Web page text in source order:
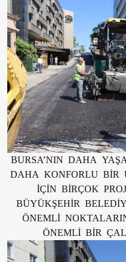
BURSA’NIN DAHA
DAHA KONFORLU BİR
İÇİN BİRÇOK
BÜYÜKŞEHİR
ÖNEMLİ
ÖNEMLİ BİR